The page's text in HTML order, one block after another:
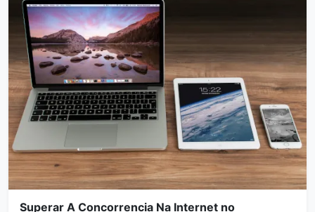
Superar A Concorrencia Na Internet no